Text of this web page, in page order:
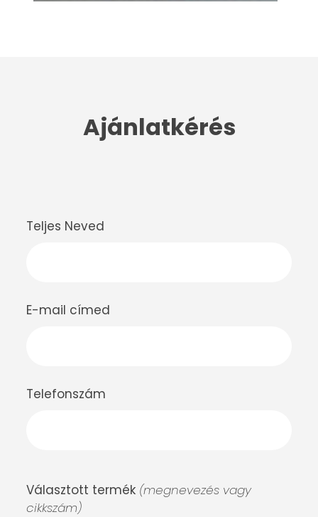
Ajánlatkérés
Teljes Neved
E-mail címed
Telefonszám
Választott termék (megnevezés vagy
cikkszám)